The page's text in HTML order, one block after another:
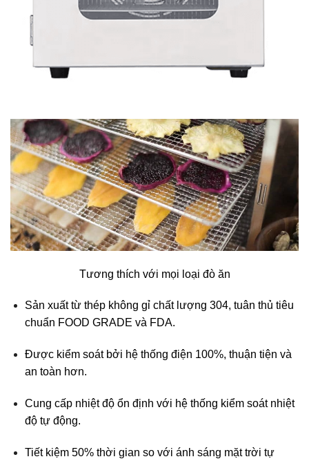
Tương thích với mọi loại đò ăn
Sản xuất từ thép không gỉ chất lượng 304, tuân thủ tiêu
chuẩn FOOD GRADE và FDA.
Được kiểm soát bởi hệ thống điện 100%, thuận tiện và
an toàn hơn.
Cung cấp nhiệt độ ổn định với hệ thống kiểm soát nhiệt
độ tự động.
Tiết kiệm 50% thời gian so với ánh sáng mặt trời tự